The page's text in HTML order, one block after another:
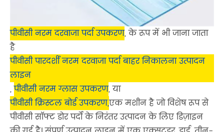
पीवीसी नरम दरवाजा पर्दा उपकरण, के रूप में भी जाना जाता
है
पीवीसी पारदर्शी नरम दरवाजा पर्दा बाहर निकालना उत्पादन
लाइन
,पीवीसी नरम ग्लास उपकरण, या
पीवीसी क्रिस्टल बोर्ड उपकरण,एक मशीन है जो विशेष रूप से
पीवीसी सॉफ्ट डोर पर्दों के निरंतर उत्पादन के लिए डिज़ाइन